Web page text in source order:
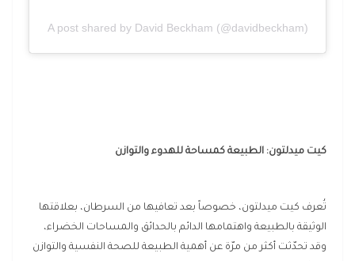
A post shared by David Beckham (@davidbeckham)
كيت ميدلتون: الطبيعة كمساحة للهدوء والتوازن
تُعرف كيت ميدلتون، خصوصاً بعد تعافيها من السرطان، بعلاقتها
الوثيقة بالطبيعة واهتمامها الدائم بالحدائق والمساحات الخضراء،
وقد تحدّثت أكثر من مرّة عن أهمية الطبيعة للصحة النفسية والتوازن